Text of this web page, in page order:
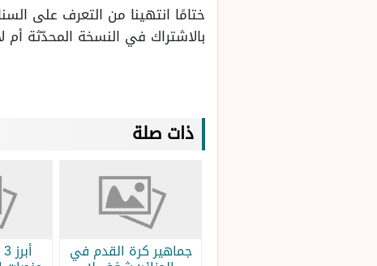
ختامًا انتهينا من التعرف على
بالاشتراك في النسخة المحدّثة أم
ذات صلة
جماهير كرة القدم في